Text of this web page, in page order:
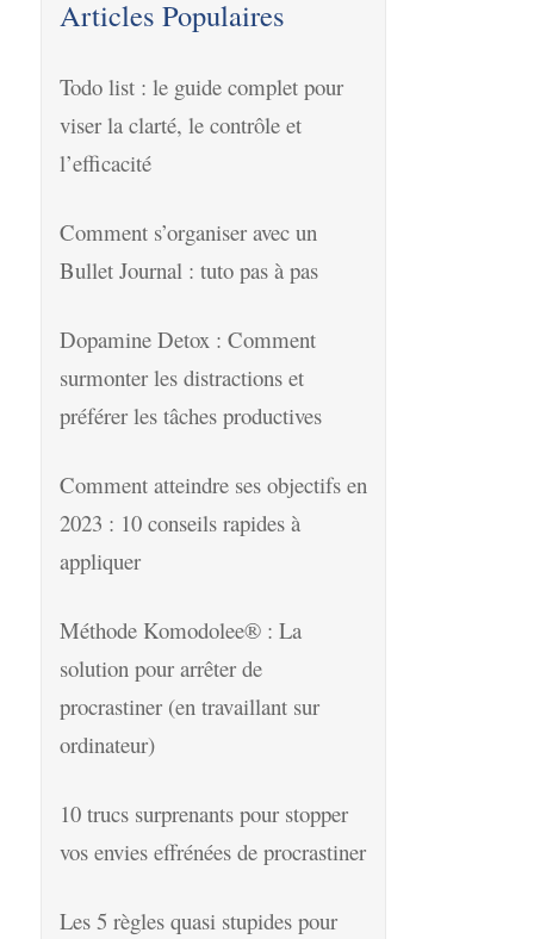
Articles Populaires
Todo list : le guide complet pour
viser la clarté, le contrôle et
l’efficacité
Comment s’organiser avec un
Bullet Journal : tuto pas à pas
Dopamine Detox : Comment
surmonter les distractions et
préférer les tâches productives
Comment atteindre ses objectifs en
2023 : 10 conseils rapides à
appliquer
Méthode Komodolee® : La
solution pour arrêter de
procrastiner (en travaillant sur
ordinateur)
10 trucs surprenants pour stopper
vos envies effrénées de procrastiner
Les 5 règles quasi stupides pour